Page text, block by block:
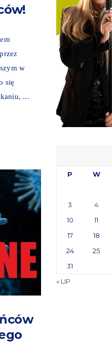
w
się
...
P W
3
4
10
11
17
18
24
25
31
« LIP